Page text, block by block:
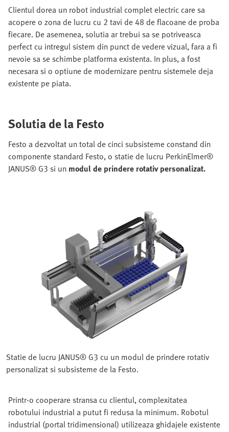
Clientul dorea un robot industrial complet electric care sa
acopere o zona de lucru cu 2 tavi de 48 de flacoane de proba
fiecare. De asemenea, solutia ar trebui sa se potriveasca
perfect cu intregul sistem din punct de vedere vizual, fara a fi
nevoie sa se schimbe platforma existenta. In plus, a fost
necesara si o optiune de modernizare pentru sistemele deja
existente pe piata.
Solutia de la Festo
Festo a dezvoltat un total de cinci subsisteme constand din
componente standard Festo, o statie de lucru PerkinElmer®
JANUS® G3 si un modul de prindere rotativ personalizat.
Statie de lucru JANUS® G3 cu un modul de prindere rotativ
personalizat si subsisteme de la Festo.
Printr-o cooperare stransa cu clientul, complexitatea
robotului industrial a putut fi redusa la minimum. Robotul
industrial (portal tridimensional) utilizeaza ghidajele existente